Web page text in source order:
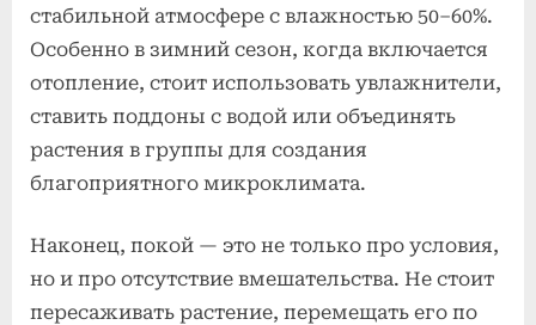
стабильной атмосфере с влажностью 50–60%.
Особенно в зимний сезон, когда включается
отопление, стоит использовать увлажнители,
ставить поддоны с водой или объединять
растения в группы для создания
благоприятного микроклимата.
Наконец, покой — это не только про условия,
но и про отсутствие вмешательства. Не стоит
пересаживать растение, перемещать его по